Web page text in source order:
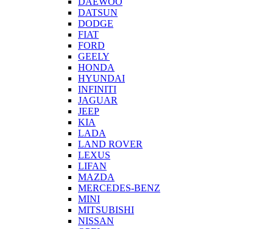
DATSUN
DODGE
FIAT
FORD
GEELY
HONDA
HYUNDAI
INFINITI
JAGUAR
JEEP
KIA
LADA
LAND ROVER
LEXUS
LIFAN
MAZDA
MERCEDES-BENZ
MINI
MITSUBISHI
NISSAN